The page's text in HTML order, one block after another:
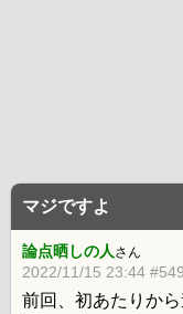
マジですよ
論点晒しの人さん
2022/11/15 23:44
前回、初あたりか